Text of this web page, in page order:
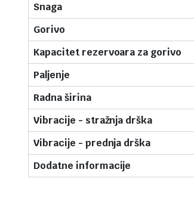
Snaga
Gorivo
Kapacitet rezervoara za gorivo
Paljenje
Radna širina
Vibracije - stražnja drška
Vibracije - prednja drška
Dodatne informacije